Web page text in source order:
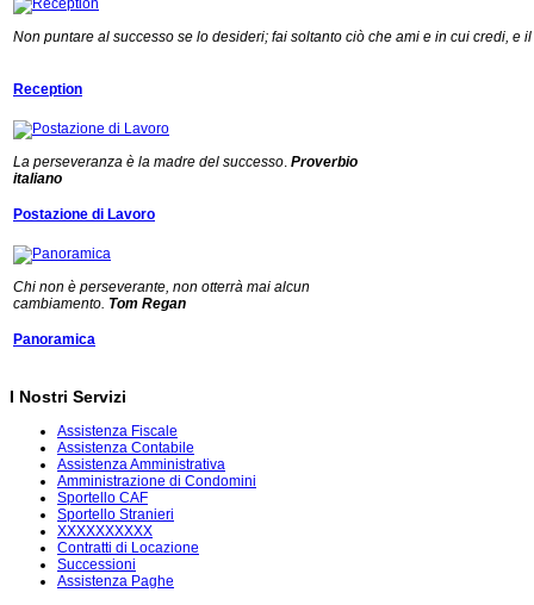
Non puntare al successo se lo desideri; fai soltanto ciò che ami e in cui credi, e
Reception
La perseveranza è la madre del successo. Proverbio
italiano
Postazione di Lavoro
Chi non è perseverante, non otterrà mai alcun
cambiamento. Tom Regan
Panoramica
I Nostri Servizi
Assistenza Fiscale
Assistenza Contabile
Assistenza Amministrativa
Amministrazione di Condomini
Sportello CAF
Sportello Stranieri
XXXXXXXXXX
Contratti di Locazione
Successioni
Assistenza Paghe